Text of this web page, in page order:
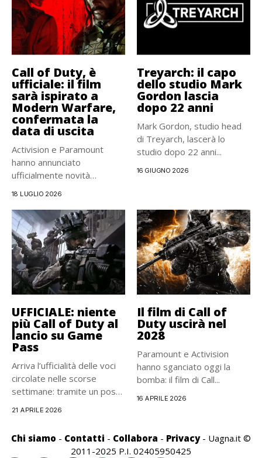
Call of Duty, è
ufficiale: il film
sarà ispirato a
Modern Warfare,
confermata la
data di uscita
Activision e Paramount
hanno annunciato
ufficialmente novità
18 LUGLIO 2026
Treyarch: il capo
dello studio Mark
Gordon lascia
dopo 22 anni
Mark Gordon, studio head
di Treyarch, lascerà lo
studio dopo 22 anni...
16 GIUGNO 2026
UFFICIALE: niente
più Call of Duty al
lancio su Game
Pass
Arriva l’ufficialità delle voci
circolate nelle scorse
settimane: tramite un post
21 APRILE 2026
Il film di Call of
Duty uscirà nel
2028
Paramount e Activision
hanno sganciato oggi la
bomba: il film di Call...
16 APRILE 2026
Chi siamo - Contatti - Collabora - Privacy- Uagna.it ©
2011-2025 P.I. 02405950425